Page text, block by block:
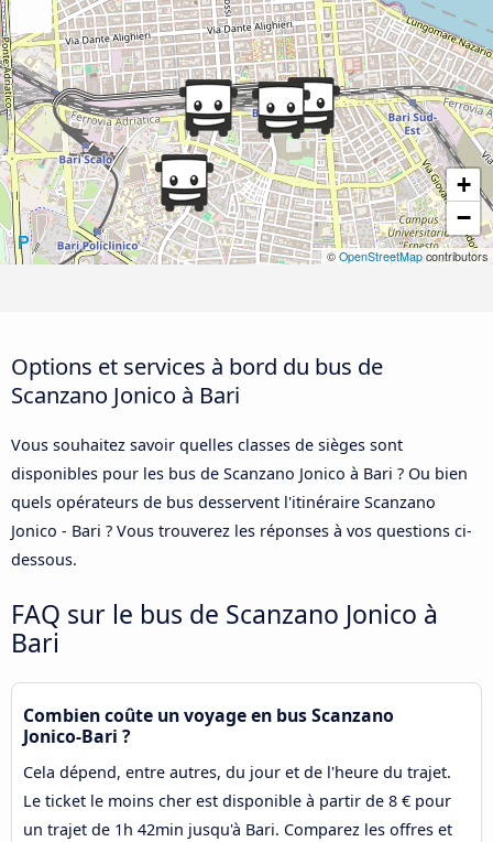
+
−
© OpenStreetMapcontributors
Options et services à bord du bus de
Scanzano Jonico à Bari
Vous souhaitez savoir quelles classes de sièges sont
disponibles pour les bus de Scanzano Jonico à Bari ? Ou bien
quels opérateurs de bus desservent l'itinéraire Scanzano
Jonico - Bari ? Vous trouverez les réponses à vos questions ci-
dessous.
FAQ sur le bus de Scanzano Jonico à
Bari
Combien coûte un voyage en bus Scanzano
Jonico-Bari ?
Cela dépend, entre autres, du jour et de l'heure du trajet.
Le ticket le moins cher est disponible à partir de 8 € pour
un trajet de 1h 42min jusqu'à Bari. Comparez les offres et